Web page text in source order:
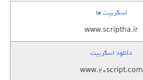
اسکریپت ها
www.scriptha.ir
دانلود اسکریپت
www.20script.com